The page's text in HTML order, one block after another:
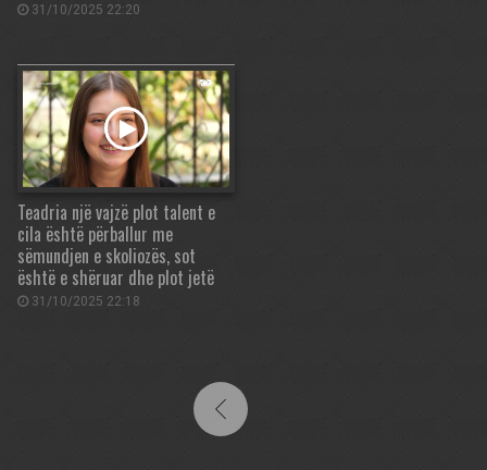
31/10/2025 22:20
Teadria një vajzë plot talent e
cila është përballur me
sëmundjen e skoliozës, sot
është e shëruar dhe plot jetë
31/10/2025 22:18